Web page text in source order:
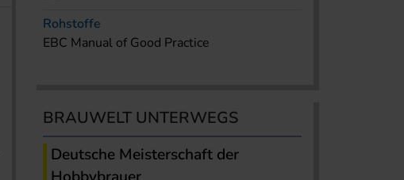
Rohstoffe
EBC Manual of Good Practice
BRAUWELT UNTERWEGS
Deutsche Meisterschaft der